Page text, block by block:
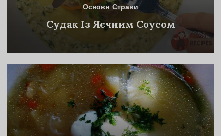
Основні Страви
Судак Із Яєчним Соусом